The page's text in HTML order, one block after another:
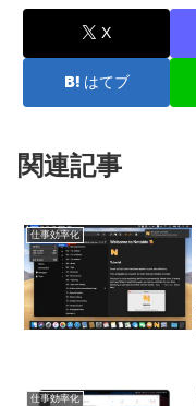
X
はてブ
関連記事
仕事効率化
仕事効率化